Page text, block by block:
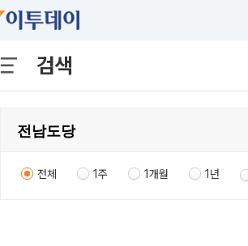
검색
전체 1주 1개월 1년